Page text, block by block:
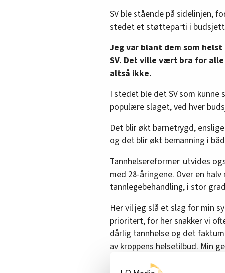
SV ble stående på sidelinjen,
stedet et støtteparti i
Jeg var blant dem som
SV. Det ville vært bra for
altså ikke.
I stedet ble det SV som
populære slaget, ved hver
Det blir økt barnetrygd,
og det blir økt bemanning i
Tannhelsereformen utvides
med 28-åringene. Over en
tannlegebehandling, i stor
Her vil jeg slå et slag for min
prioritert, for her snakker vi
dårlig tannhelse og det
av kroppens helsetilbud. Min